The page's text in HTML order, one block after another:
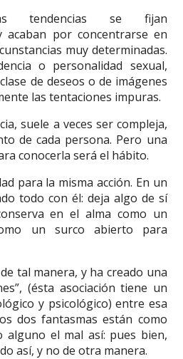
tendencias se fijan
acaban por concentrarse en
muy determinadas.
o personalidad sexual,
de deseos o de imágenes
las tentaciones impuras.
suele a veces ser compleja,
de cada persona. Pero una
conocerla será el hábito.
para la misma acción. En un
todo con él: deja algo de sí
en el alma como un
un surco abierto para
tal manera, y ha creado una
(ésta asociación tiene un
y psicológico) entre esa
dos fantasmas están como
alguno el mal así: pues bien,
así, y no de otra manera.